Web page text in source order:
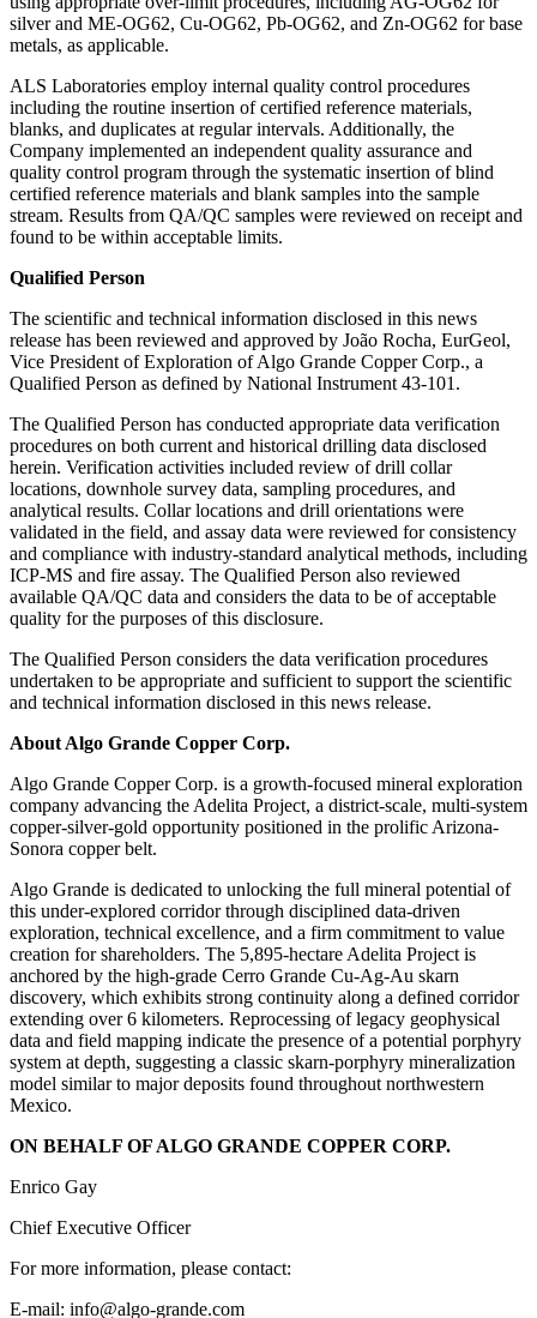
silver and ME-OG62, Cu-OG62, Pb-OG62, and Zn-OG62 for base
metals, as applicable.
ALS Laboratories employ internal quality control procedures
including the routine insertion of certified reference materials,
blanks, and duplicates at regular intervals. Additionally, the
Company implemented an independent quality assurance and
quality control program through the systematic insertion of blind
certified reference materials and blank samples into the sample
stream. Results from QA/QC samples were reviewed on receipt and
found to be within acceptable limits.
Qualified Person
The scientific and technical information disclosed in this news
release has been reviewed and approved by João Rocha, EurGeol,
Vice President of Exploration of Algo Grande Copper Corp., a
Qualified Person as defined by National Instrument 43-101.
The Qualified Person has conducted appropriate data verification
procedures on both current and historical drilling data disclosed
herein. Verification activities included review of drill collar
locations, downhole survey data, sampling procedures, and
analytical results. Collar locations and drill orientations were
validated in the field, and assay data were reviewed for consistency
and compliance with industry-standard analytical methods, including
ICP-MS and fire assay. The Qualified Person also reviewed
available QA/QC data and considers the data to be of acceptable
quality for the purposes of this disclosure.
The Qualified Person considers the data verification procedures
undertaken to be appropriate and sufficient to support the scientific
and technical information disclosed in this news release.
About Algo Grande Copper Corp.
Algo Grande Copper Corp. is a growth-focused mineral exploration
company advancing the Adelita Project, a district-scale, multi-system
copper-silver-gold opportunity positioned in the prolific Arizona-
Sonora copper belt.
Algo Grande is dedicated to unlocking the full mineral potential of
this under-explored corridor through disciplined data-driven
exploration, technical excellence, and a firm commitment to value
creation for shareholders. The 5,895-hectare Adelita Project is
anchored by the high-grade Cerro Grande Cu-Ag-Au skarn
discovery, which exhibits strong continuity along a defined corridor
extending over 6 kilometers. Reprocessing of legacy geophysical
data and field mapping indicate the presence of a potential porphyry
system at depth, suggesting a classic skarn-porphyry mineralization
model similar to major deposits found throughout northwestern
Mexico.
ON BEHALF OF ALGO GRANDE COPPER CORP.
Enrico Gay
Chief Executive Officer
For more information, please contact:
E-mail: info@algo-grande.com